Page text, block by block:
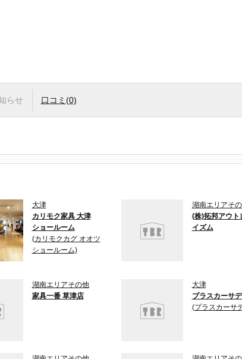
らせ 口コミ (0)
大津
カリモク家具 大津
ショールーム
(カリモクカグ オオツ
ショールーム)
湖南エリアそ
(株)拓邦アウト
イズム
湖南エリアその他
家具一番 草津店
大津
プラスカーサ
(プラスカーサ